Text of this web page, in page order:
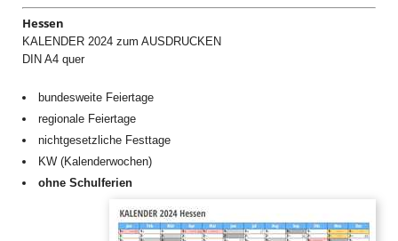
Hessen
KALENDER 2024 zum AUSDRUCKEN
DIN A4 quer
bundesweite Feiertage
regionale Feiertage
nichtgesetzliche Festtage
KW (Kalenderwochen)
ohne Schulferien